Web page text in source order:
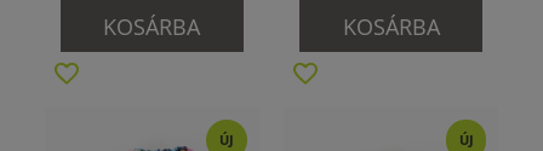
KOSÁRBA KOSÁRBA
ÚJ ÚJ